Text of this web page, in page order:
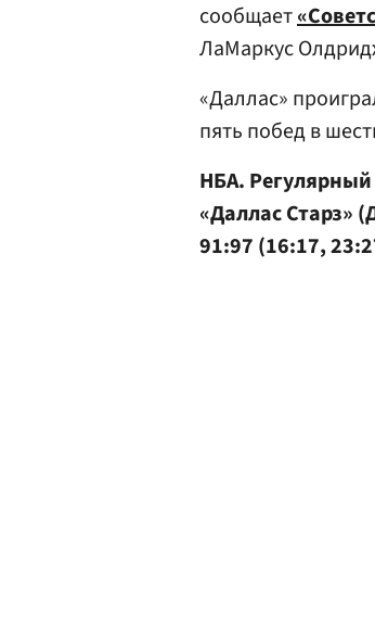
сообщает
ЛаМаркус
«Даллас»
пять побед в
НБА.
«Даллас Старз»
91:97 (16:17,